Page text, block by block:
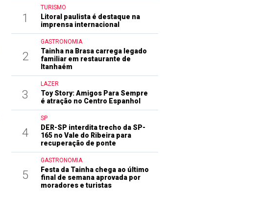
1
TURISMO
Litoral paulista é destaque na
imprensa internacional
2
GASTRONOMIA
Tainha na Brasa carrega legado
familiar em restaurante de
Itanhaém
3
LAZER
Toy Story: Amigos Para Sempre
é atração no Centro Espanhol
4
SP
DER-SP interdita trecho da SP-
165 no Vale do Ribeira para
recuperação de ponte
5
GASTRONOMIA
Festa da Tainha chega ao último
final de semana aprovada por
moradores e turistas